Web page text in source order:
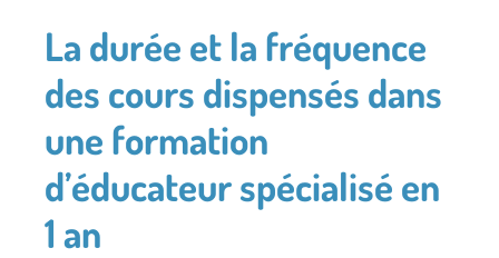
La durée et la fréquence
des cours dispensés dans
une formation
d’éducateur spécialisé en
1 an